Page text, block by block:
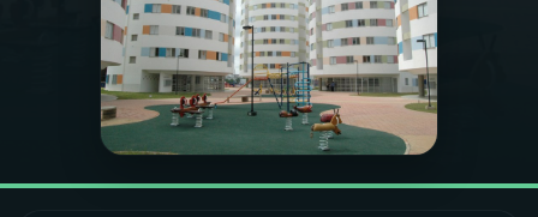
PODCASTS
VIDEOCASTS